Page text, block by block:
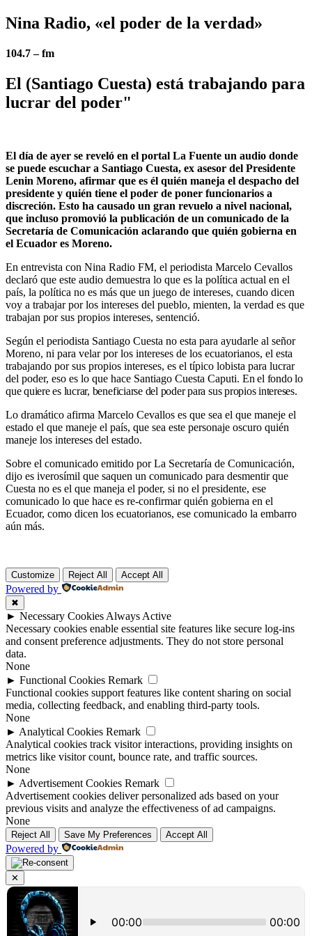
Nina Radio, «el poder de la verdad»
104.7 – fm
El (Santiago Cuesta) está trabajando para
lucrar del poder"
El día de ayer se reveló en el portal La Fuente un audio donde
se puede escuchar a Santiago Cuesta, ex asesor del Presidente
Lenin Moreno, afirmar que es él quién maneja el despacho del
presidente y quién tiene el poder de poner funcionarios a
discreción. Esto ha causado un gran revuelo a nivel nacional,
que incluso promovió la publicación de un comunicado de la
Secretaría de Comunicación aclarando que quién gobierna en
el Ecuador es Moreno.
En entrevista con Nina Radio FM, el periodista Marcelo Cevallos
declaró que este audio demuestra lo que es la política actual en el
país, la política no es más que un juego de intereses, cuando dicen
voy a trabajar por los intereses del pueblo, mienten, la verdad es que
trabajan por sus propios intereses, sentenció.
Según el periodista Santiago Cuesta no esta para ayudarle al señor
Moreno, ni para velar por los intereses de los ecuatorianos, el esta
trabajando por sus propios intereses, es el típico lobista para lucrar
del poder, eso es lo que hace Santiago Cuesta Caputi. En el fondo lo
que quiere es lucrar, beneficiarse del poder para sus propios intereses.
Lo dramático afirma Marcelo Cevallos es que sea el que maneje el
estado el que maneje el país, que sea este personaje oscuro quién
maneje los intereses del estado.
Sobre el comunicado emitido por La Secretaría de Comunicación,
dijo es iverosímil que saquen un comunicado para desmentir que
Cuesta no es el que maneja el poder, si no el presidente, ese
comunicado lo que hace es re-confirmar quién gobierna en el
Ecuador, como dicen los ecuatorianos, ese comunicado la embarro
aún más.
Customize Reject All Accept All
Powered by
✖
► Necessary Cookies Always Active
Necessary cookies enable essential site features like secure log-ins
and consent preference adjustments. They do not store personal
data.
None
► Functional Cookies Remark
Functional cookies support features like content sharing on social
media, collecting feedback, and enabling third-party tools.
None
► Analytical Cookies Remark
Analytical cookies track visitor interactions, providing insights on
metrics like visitor count, bounce rate, and traffic sources.
None
► Advertisement Cookies Remark
Advertisement cookies deliver personalized ads based on your
previous visits and analyze the effectiveness of ad campaigns.
None
Reject All Save My Preferences Accept All
Powered by
✕